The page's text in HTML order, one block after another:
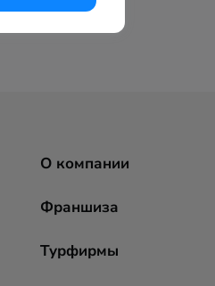
О компании
Франшиза
Турфирмы